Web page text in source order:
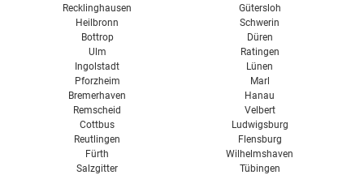
Recklinghausen
Heilbronn
Bottrop
Ulm
Ingolstadt
Pforzheim
Bremerhaven
Remscheid
Cottbus
Reutlingen
Fürth
Salzgitter
Gütersloh
Schwerin
Düren
Ratingen
Lünen
Marl
Hanau
Velbert
Ludwigsburg
Flensburg
Wilhelmshaven
Tübingen